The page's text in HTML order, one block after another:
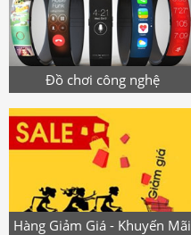
Đồ chơi công nghệ
Hàng Giảm Giá - Khuyến Mãi